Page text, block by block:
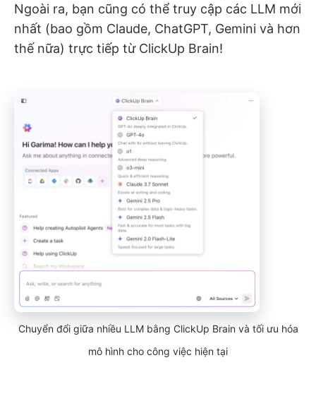
Ngoài ra, bạn cũng có thể truy cập các LLM mới
nhất (bao gồm Claude, ChatGPT, Gemini và hơn
thế nữa) trực tiếp từ ClickUp Brain!
Chuyển đổi giữa nhiều LLM bằng ClickUp Brain và tối ưu hóa
mô hình cho công việc hiện tại